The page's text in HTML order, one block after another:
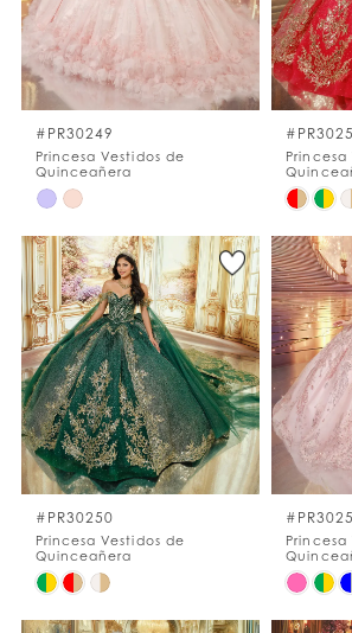
#PR30249
Princesa Vestidos de
Quinceañera
Skip
List
#ea11e6fd78
to
end
Princesa
Skip
List
to
end
#PR30250
Princesa Vestidos de
Quinceañera
Skip
Princesa
Skip